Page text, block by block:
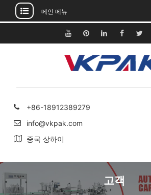
텐
메인 메뉴
유
튜
브
핀
터
레
스
링
크
인
페
이
스
북
지
저
귀
다
+86-18912389279
info@vkpak.com
중국 상하이
고객